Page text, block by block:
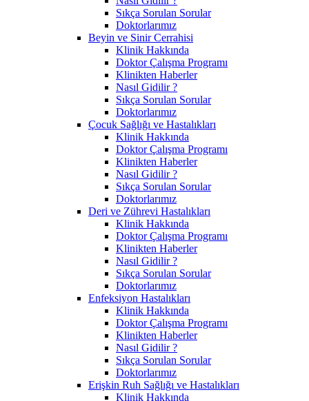
Sıkça Sorulan Sorular
Doktorlarımız
Beyin ve Sinir Cerrahisi
Klinik Hakkında
Doktor Çalışma Programı
Klinikten Haberler
Nasıl Gidilir ?
Sıkça Sorulan Sorular
Doktorlarımız
Çocuk Sağlığı ve Hastalıkları
Klinik Hakkında
Doktor Çalışma Programı
Klinikten Haberler
Nasıl Gidilir ?
Sıkça Sorulan Sorular
Doktorlarımız
Deri ve Zührevi Hastalıkları
Klinik Hakkında
Doktor Çalışma Programı
Klinikten Haberler
Nasıl Gidilir ?
Sıkça Sorulan Sorular
Doktorlarımız
Enfeksiyon Hastalıkları
Klinik Hakkında
Doktor Çalışma Programı
Klinikten Haberler
Nasıl Gidilir ?
Sıkça Sorulan Sorular
Doktorlarımız
Erişkin Ruh Sağlığı ve Hastalıkları
Klinik Hakkında